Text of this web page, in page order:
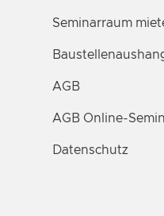
Seminarraum
AGB
AGB Online-
Datenschutz